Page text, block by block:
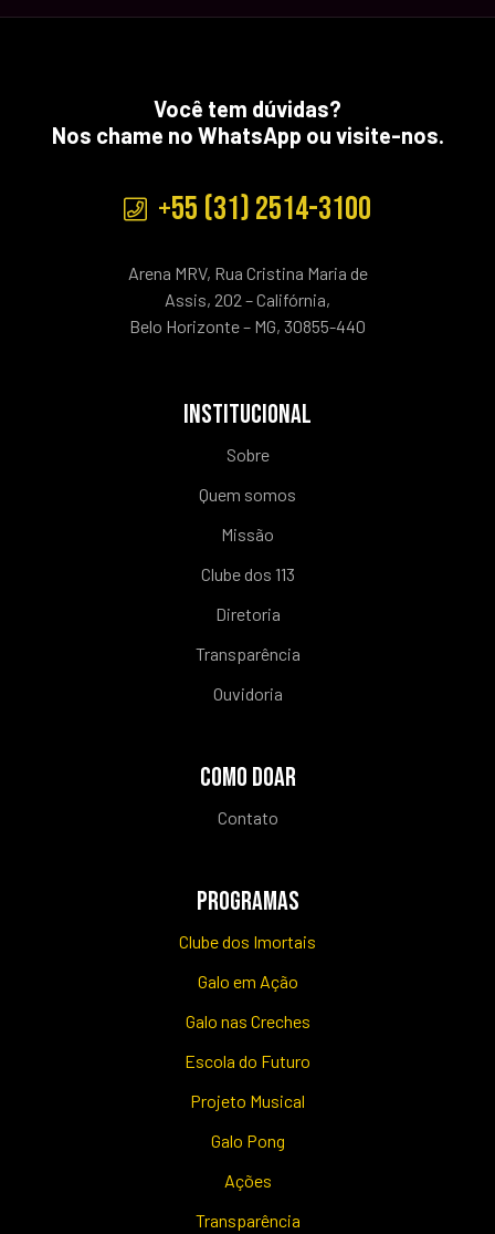
Você tem dúvidas?
Nos chame no WhatsApp ou visite-nos.
+55 (31) 2514-3100
Arena MRV, Rua Cristina Maria de
Assis, 202 – Califórnia,
Belo Horizonte – MG, 30855-440
INSTITUCIONAL
Sobre
Quem somos
Missão
Clube dos 113
Diretoria
Transparência
Ouvidoria
COMO DOAR
Contato
PROGRAMAS
Clube dos Imortais
Galo em Ação
Galo nas Creches
Escola do Futuro
Projeto Musical
Galo Pong
Ações
Transparência